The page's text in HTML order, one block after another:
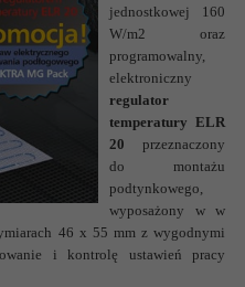
jednostkowej 160
W/m2 oraz
programowalny,
elektroniczny
regulator
temperatury ELR
20
przeznaczony
do montażu
podtynkowego,
wyposażony w w
46 x 55 mm z wygodnymi
i kontrolę ustawień pracy